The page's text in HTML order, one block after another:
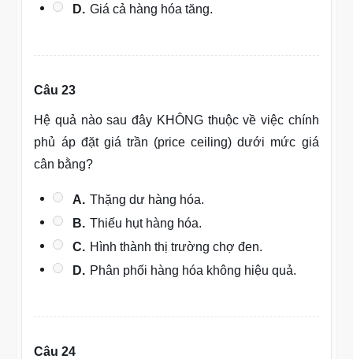
D. Giá cả hàng hóa tăng.
Câu 23
Hệ quả nào sau đây KHÔNG thuộc về việc chính
phủ áp đặt giá trần (price ceiling) dưới mức giá
cân bằng?
A. Thặng dư hàng hóa.
B. Thiếu hụt hàng hóa.
C. Hình thành thị trường chợ đen.
D. Phân phối hàng hóa không hiệu quả.
Câu 24